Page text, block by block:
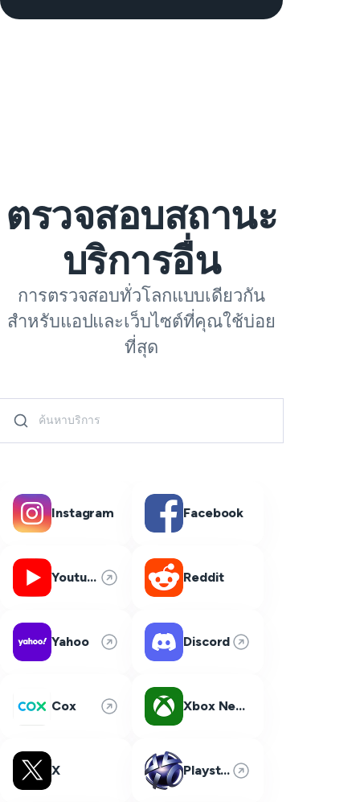
ตรวจสอบสถานะ
บริการอื่น
การตรวจสอบทั่วโลกแบบเดียวกัน
สำหรับแอปและเว็บไซต์ที่คุณใช้บ่อย
ที่สุด
Instagram Facebook
Youtube Reddit
Yahoo Discord
Cox Xbox Network
X Playstation Network